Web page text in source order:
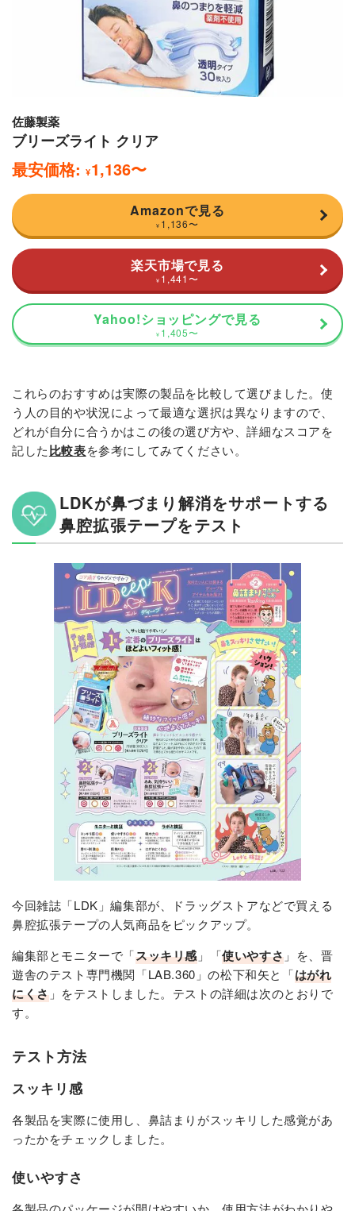
佐藤製薬
ブリーズライト クリア
最安価格: ¥1,136〜
Amazonで見る
¥ 1,136〜
楽天市場で見る
¥ 1,441〜
Yahoo!ショッピングで見る
¥ 1,405〜
これらのおすすめは実際の製品を比較して選びました。使
う人の目的や状況によって最適な選択は異なりますので、
どれが自分に合うかはこの後の選び方や、詳細なスコアを
記した比較表を参考にしてみてください。
LDKが鼻づまり解消をサポートする
鼻腔拡張テープをテスト
今回雑誌「LDK」編集部が、ドラッグストアなどで買える
鼻腔拡張テープの人気商品をピックアップ。
編集部とモニターで「スッキリ感 」「使いやすさ 」を、晋
遊舎のテスト専門機関「LAB.360 」の松下和矢と「はがれ
にくさ」をテストしました。テストの詳細は次のとおりで
す。
テスト方法
スッキリ感
各製品を実際に使用し、鼻詰まりがスッキリした感覚があ
ったかをチェックしました。
使いやすさ